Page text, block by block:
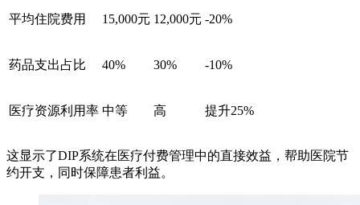
平均住院费用 15,000元 12,000元 -20%
药品支出占比 40% 30% -10%
医疗资源利用率 中等 高 提升25%
这显示了DIP系统在医疗付费管理中的直接效益，帮助医院节
约开支，同时保障患者利益。